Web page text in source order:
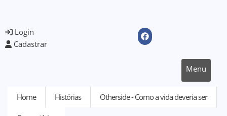
Login
Cadastrar
Menu
Home Histórias Otherside - Como a vida deveria ser